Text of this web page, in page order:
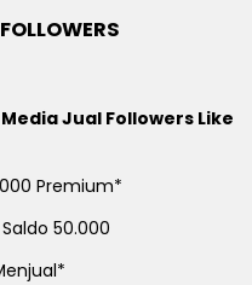
Jual Followers Like
Premium*
50.000